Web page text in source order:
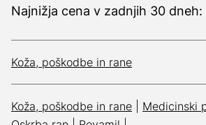
Najnižja cena v zadnjih 30 dneh:
Koža, poškodbe in rane
Koža, poškodbe in rane Medicinski